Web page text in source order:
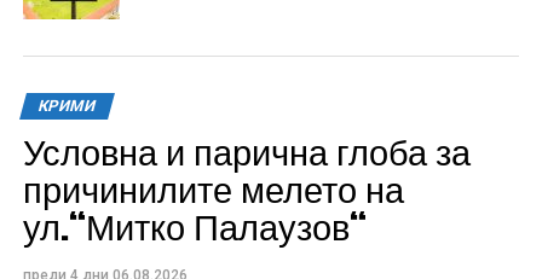
КРИМИ
Условна и парична глоба за
причинилите мелето на
ул.“Митко Палаузов“
преди 4 дни 06.08.2026